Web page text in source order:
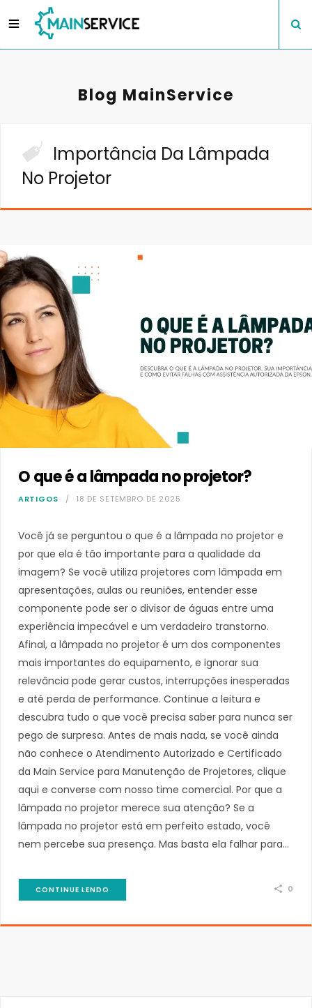
Blog MainService
Importância Da Lâmpada
No Projetor
O que é a lâmpada no projetor?
ARTIGOS 18 DE SETEMBRO DE 2025
Você já se perguntou o que é a lâmpada no projetor e
por que ela é tão importante para a qualidade da
imagem? Se você utiliza projetores com lâmpada em
apresentações, aulas ou reuniões, entender esse
componente pode ser o divisor de águas entre uma
experiência impecável e um verdadeiro transtorno.
Afinal, a lâmpada no projetor é um dos componentes
mais importantes do equipamento, e ignorar sua
relevância pode gerar custos, interrupções inesperadas
e até perda de performance. Continue a leitura e
descubra tudo o que você precisa saber para nunca ser
pego de surpresa. Antes de mais nada, se você ainda
não conhece o Atendimento Autorizado e Certificado
da Main Service para Manutenção de Projetores, clique
aqui e converse com nosso time comercial. Por que a
lâmpada no projetor merece sua atenção? Se a
lâmpada no projetor está em perfeito estado, você
nem percebe sua presença. Mas basta ela falhar para…
CONTINUE LENDO 0